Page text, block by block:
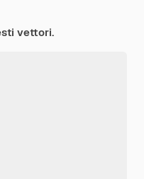
vettori.